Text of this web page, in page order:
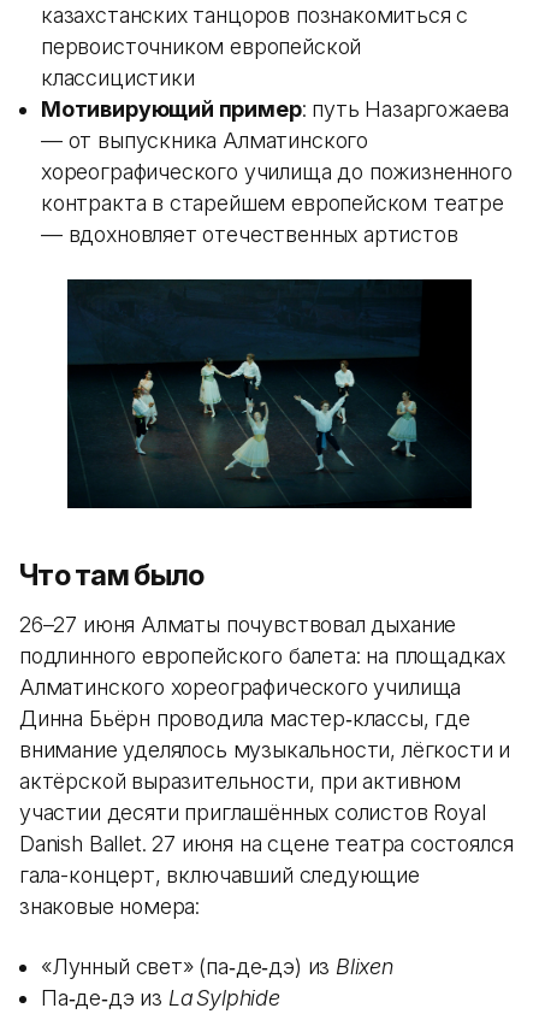
казахстанских танцоров познакомиться с
первоисточником европейской
классицистики
Мотивирующий пример: путь Назаргожаева
— от выпускника Алматинского
хореографического училища до пожизненного
контракта в старейшем европейском театре
— вдохновляет отечественных артистов
Что там было
26–27 июня Алматы почувствовал дыхание
подлинного европейского балета: на площадках
Алматинского хореографического училища
Динна Бьёрн проводила мастер‑классы, где
внимание уделялось музыкальности, лёгкости и
актёрской выразительности, при активном
участии десяти приглашённых солистов Royal
Danish Ballet. 27 июня на сцене театра состоялся
гала-концерт, включавший следующие
знаковые номера:
«Лунный свет» (па‑де‑дэ) из Blixen
Па‑де‑дэ из La Sylphide